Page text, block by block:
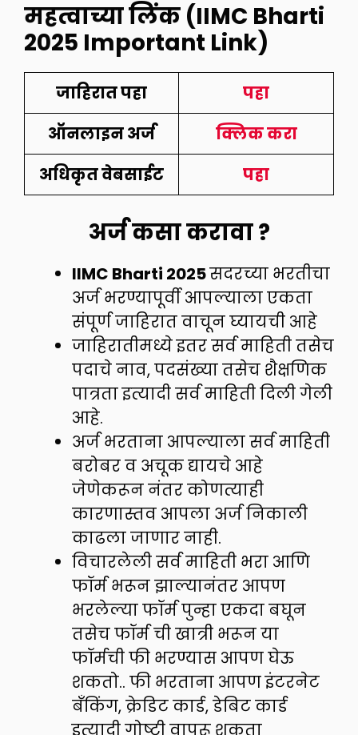
महत्वाच्या लिंक (IIMC Bharti
2025 Important Link)
जाहिरात पहा
पहा
ऑनलाइन अर्ज
क्लिक करा
अधिकृत वेबसाईट
पहा
अर्ज कसा करावा ?
IIMC Bharti 2025सदरच्या भरतीचा
अर्ज भरण्यापूर्वी आपल्याला एकता
संपूर्ण जाहिरात वाचून घ्यायची आहे
जाहिरातीमध्ये इतर सर्व माहिती तसेच
पदाचे नाव, पदसंख्या तसेच शैक्षणिक
पात्रता इत्यादी सर्व माहिती दिली गेली
आहे.
अर्ज भरताना आपल्याला सर्व माहिती
बरोबर व अचूक द्यायचे आहे
जेणेकरून नंतर कोणत्याही
कारणास्तव आपला अर्ज निकाली
काढला जाणार नाही.
विचारलेली सर्व माहिती भरा आणि
फॉर्म भरून झाल्यानंतर आपण
भरलेल्या फॉर्म पुन्हा एकदा बघून
तसेच फॉर्म ची खात्री भरून या
फॉर्मची फी भरण्यास आपण घेऊ
शकतो.. फी भरताना आपण इंटरनेट
बँकिंग, क्रेडिट कार्ड, डेबिट कार्ड
इत्यादी गोष्टी वापरू शकता